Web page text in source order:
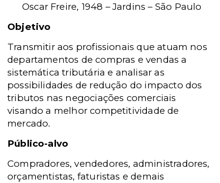
Oscar Freire, 1948 – Jardins – São Paulo
Objetivo
Transmitir aos profissionais que atuam nos
departamentos de compras e vendas a
sistemática tributária e analisar as
possibilidades de redução do impacto dos
tributos nas negociações comerciais
visando a melhor competitividade de
mercado.
Público-alvo
Compradores, vendedores, administradores,
orçamentistas, faturistas e demais